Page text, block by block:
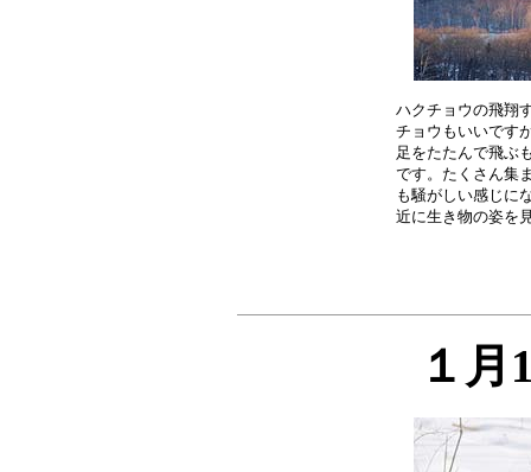
ハクチョウの飛翔
チョウもいいです
足をたたんで飛ぶ
です。たくさん集
も騒がしい感じに
１月